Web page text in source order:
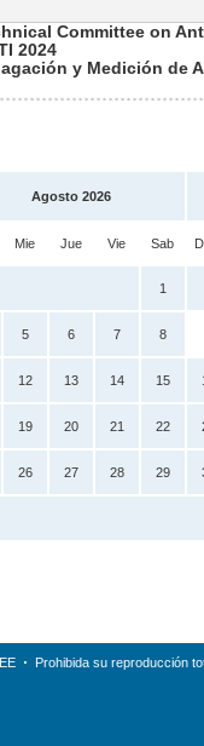
Committee on
2024
y Medición de
Agosto 2026
Mie Jue Vie Sab
1
5 6 7 8
12 13 14 15
19 20 21 22
26 27 28 29
Prohibida su reproducción